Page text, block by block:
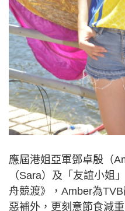
應屆港姐亞軍鄧卓殷（
（Sara）及「友誼小姐
舟競渡》，Amber為
惡補外，更刻意節食減